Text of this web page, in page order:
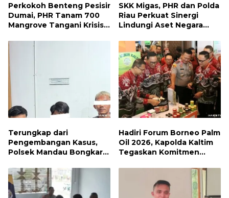
Perkokoh Benteng Pesisir
Dumai, PHR Tanam 700
Mangrove Tangani Krisis
Keanekaragaman Hayati
SKK Migas, PHR dan Polda
Riau Perkuat Sinergi
Lindungi Aset Negara
Energi Nasional
Terungkap dari
Pengembangan Kasus,
Polsek Mandau Bongkar
Ekstasi di Air Jamban,
Tiga Pelaku Diamankan
Hadiri Forum Borneo Palm
Oil 2026, Kapolda Kaltim
Tegaskan Komitmen